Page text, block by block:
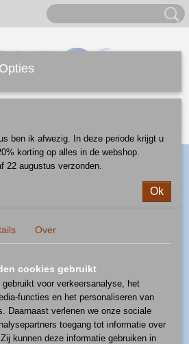
(0)
>mok 0,32 l> buikmok 0,32 l -
ben ik afwezig. In deze periode krijgt u
korting op alles in de webshop.
22 augustus verzonden.
Ok
Over
cookies gebruikt
voor verkeersanalyse, het
functies en het personaliseren van
Daarnaast verlenen we onze sociale
toegang tot informatie over
kunnen deze informatie gebruiken in